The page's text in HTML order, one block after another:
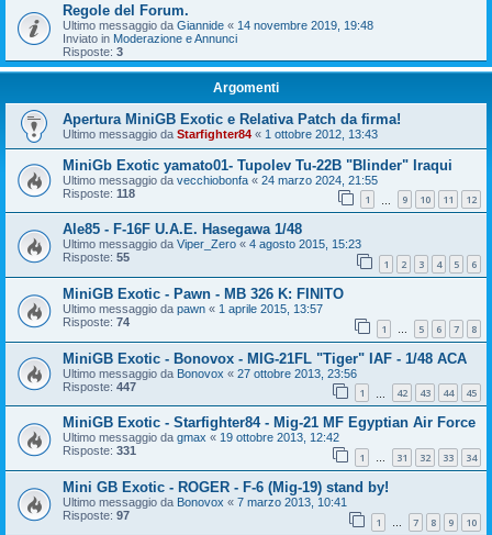
Regole del Forum.
Ultimo messaggio da Giannide « 14 novembre 2019, 19:48
Inviato in Moderazione e Annunci
Risposte: 3
Argomenti
Apertura MiniGB Exotic e Relativa Patch da firma!
Ultimo messaggio da Starfighter84 « 1 ottobre 2012, 13:43
MiniGb Exotic yamato01- Tupolev Tu-22B "Blinder" Iraqui
Ultimo messaggio da vecchiobonfa « 24 marzo 2024, 21:55
Risposte: 118 1 9 10 11 12
Ale85 - F-16F U.A.E. Hasegawa 1/48
Ultimo messaggio da Viper_Zero « 4 agosto 2015, 15:23
Risposte: 55 1 2 3 4 5 6
MiniGB Exotic - Pawn - MB 326 K: FINITO
Ultimo messaggio da pawn « 1 aprile 2015, 13:57
Risposte: 74 1 … 5 6 7 8
MiniGB Exotic - Bonovox - MIG-21FL "Tiger" IAF - 1/48 ACA
Ultimo messaggio da Bonovox « 27 ottobre 2013, 23:56
Risposte: 447 1 42 43 44 45
MiniGB Exotic - Starfighter84 - Mig-21 MF Egyptian Air Force
Ultimo messaggio da gmax « 19 ottobre 2013, 12:42
Risposte: 331 1 … 31 32 33 34
Mini GB Exotic - ROGER - F-6 (Mig-19) stand by!
Ultimo messaggio da Bonovox « 7 marzo 2013, 10:41
Risposte: 97 1 … 7 8 9 10